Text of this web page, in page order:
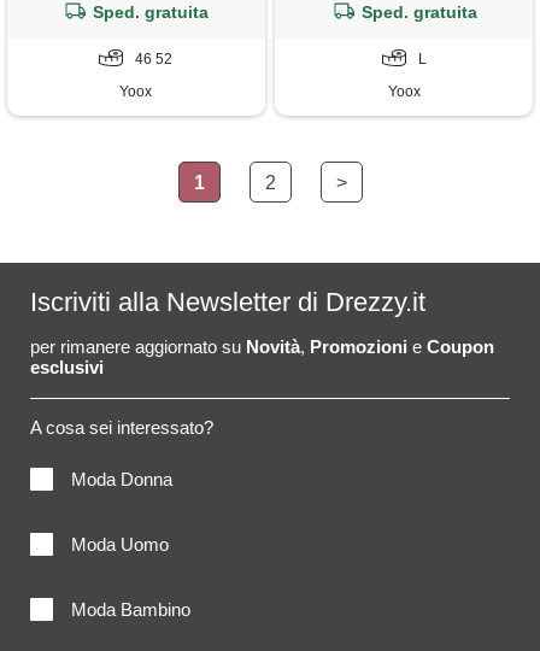
Sped. gratuita
46 52
Yoox
Sped. gratuita
L
Yoox
1 2 >
Iscriviti alla Newsletter di Drezzy.it
per rimanere aggiornato su Novità, Promozioni e Coupon
esclusivi
A cosa sei interessato?
Moda Donna
Moda Uomo
Moda Bambino